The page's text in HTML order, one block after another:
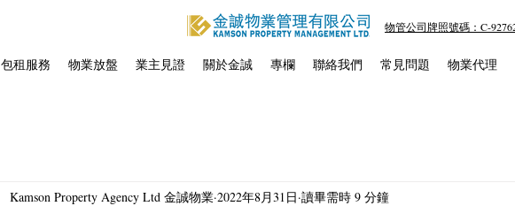
物管公司牌照號碼：C-
包租服務 物業放盤 業主見證 關於金誠 專欄 聯絡我們 常見問題 物業代理
Kamson Property Agency Ltd 金誠物業 2022年8月31日 讀畢需時 9 分鐘